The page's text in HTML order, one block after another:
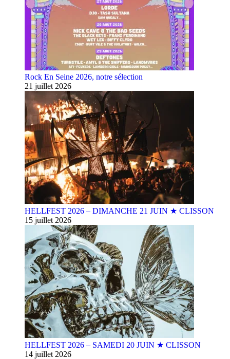
Rock En Seine 2026, notre sélection
21 juillet 2026
HELLFEST 2026 – DIMANCHE 21 JUIN ★ CLISSON
15 juillet 2026
HELLFEST 2026 – SAMEDI 20 JUIN ★ CLISSON
14 juillet 2026